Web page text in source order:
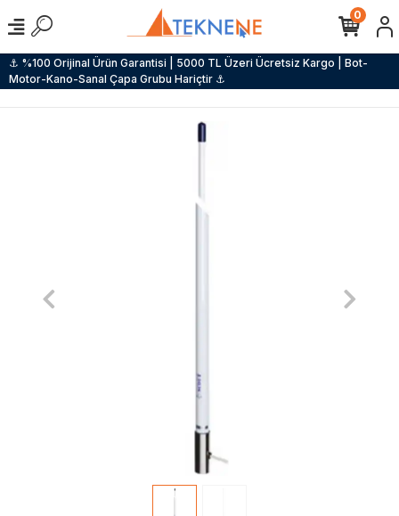
⚓ %100 Orijinal Ürün Garantisi | 5000 TL Üzeri Ücretsiz Kargo | Bot-
Motor-Kano-Sanal Çapa Grubu Hariçtir ⚓
0